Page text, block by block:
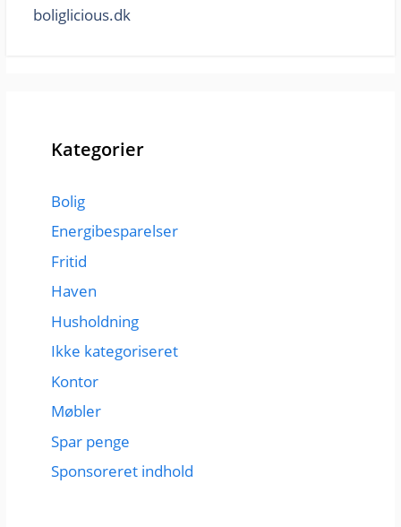
boliglicious.dk
Kategorier
Bolig
Energibesparelser
Fritid
Haven
Husholdning
Ikke kategoriseret
Kontor
Møbler
Spar penge
Sponsoreret indhold